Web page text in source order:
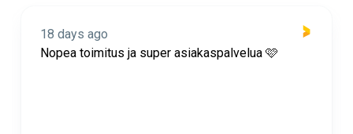
18 days ago
Nopea toimitus ja super asiakaspalvelua 🩷